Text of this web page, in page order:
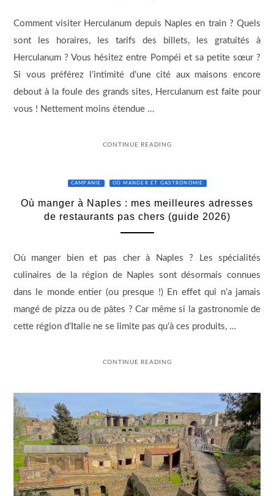
Comment visiter Herculanum depuis Naples en train ? Quels
sont les horaires, les tarifs des billets, les gratuités à
Herculanum ? Vous hésitez entre Pompéi et sa petite sœur ?
Si vous préférez l’intimité d’une cité aux maisons encore
debout à la foule des grands sites, Herculanum est faite pour
vous ! Nettement moins étendue …
CONTINUE READING
CAMPANIE OÙ MANGER ET GASTRONOMIE
Où manger à Naples : mes meilleures adresses
de restaurants pas chers (guide 2026)
Où manger bien et pas cher à Naples ? Les spécialités
culinaires de la région de Naples sont désormais connues
dans le monde entier (ou presque !) En effet qui n’a jamais
mangé de pizza ou de pâtes ? Car même si la gastronomie de
cette région d’Italie ne se limite pas qu’à ces produits, …
CONTINUE READING